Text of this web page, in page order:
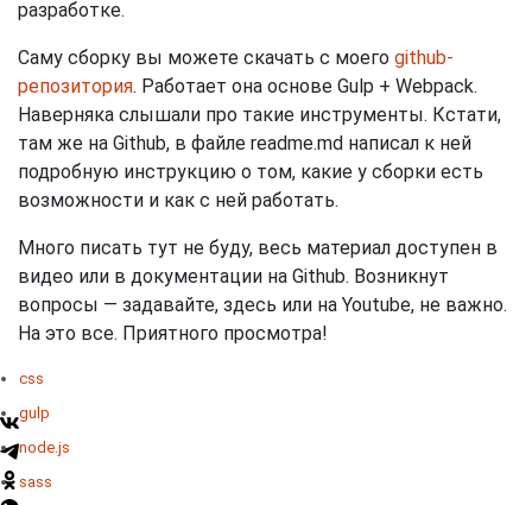
разработке.
Саму сборку вы можете скачать с моего github-
репозитория. Работает она основе Gulp + Webpack.
Наверняка слышали про такие инструменты. Кстати,
там же на Github, в файле readme.md написал к ней
подробную инструкцию о том, какие у сборки есть
возможности и как с ней работать.
Много писать тут не буду, весь материал доступен в
видео или в документации на Github. Возникнут
вопросы — задавайте, здесь или на Youtube, не важно.
На это все. Приятного просмотра!
css
gulp
node.js
sass